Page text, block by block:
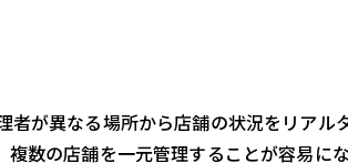
が異なる場所から店舗の状況をリアル
数の店舗を一元管理することが容易に